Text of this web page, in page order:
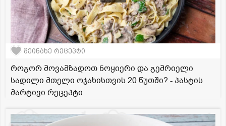
შეინახე რეცეპტი
როგორ მოვამზადოთ ნოყიერი და გემრიელი
სადილი მთელი ოჯახისთვის 20 წუთში? - პასტის
მარტივი რეცეპტი